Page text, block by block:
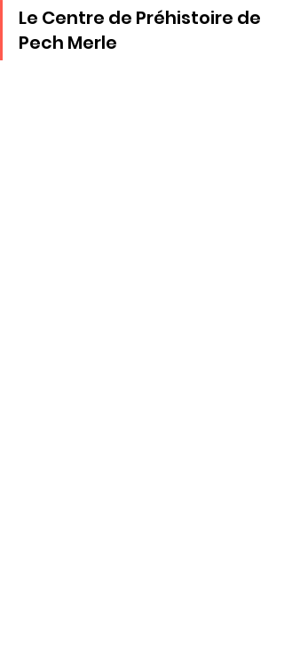
Le Centre de Préhistoire de
Pech Merle